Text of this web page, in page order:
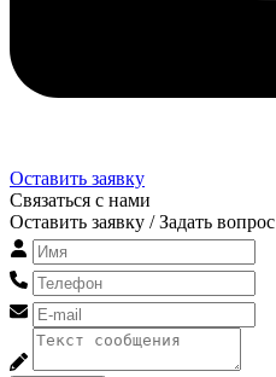
Оставить заявку
Связаться с нами
Оставить заявку / Задать вопрос